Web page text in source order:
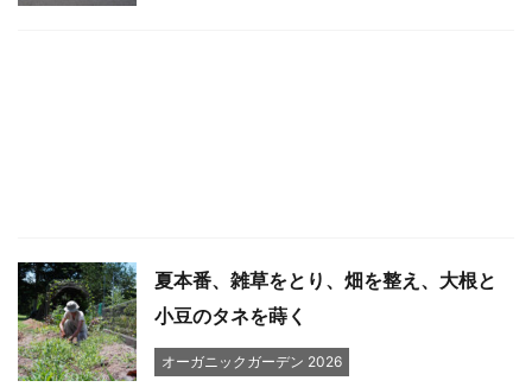
夏本番、雑草をとり、畑を整え、大根と
小豆のタネを蒔く
オーガニックガーデン 2026